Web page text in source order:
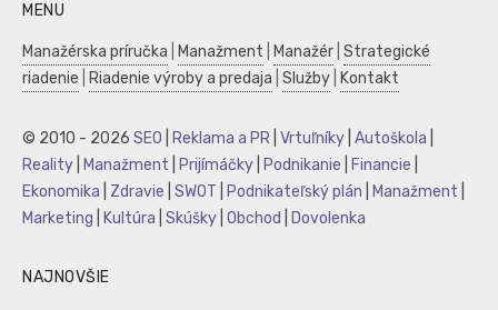
MENU
Manažérska príručka Manažment Manažér Strategické
riadenie
Riadenie výroby a predaja Služby Kontakt
© 2010 - 2026 SEO Reklama a PR Vrtuľníky Autoškola
Reality
Manažment Prijímáčky Podnikanie Financie
Ekonomika
Zdravie SWOT Podnikateľský plán Manažment
Marketing
Kultúra Skúšky Obchod Dovolenka
NAJNOVŠIE